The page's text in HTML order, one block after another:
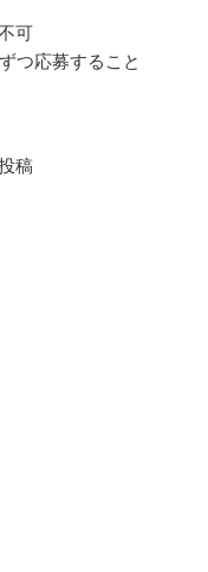
可
つ応募すること
稿